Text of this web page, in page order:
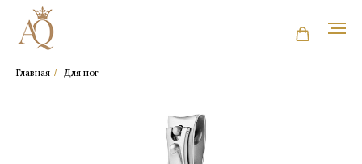
Главная / Для ног